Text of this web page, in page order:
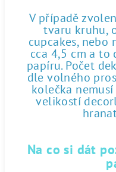
V případě
tvaru kruhu,
cupcakes,
cca 4,5 cm a
papíru. Počet
dle volného
kolečka
velikostí
Na co si dát